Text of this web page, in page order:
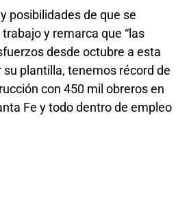
posibilidades de que se
y remarca que “las
desde octubre a esta
plantilla, tenemos récord de
con 450 mil obreros en
Fe y todo dentro de empleo